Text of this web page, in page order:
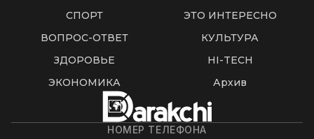
СПОРТ
ЭТО ИНТЕРЕСНО
ВОПРОС-ОТВЕТ
КУЛЬТУРА
ЗДОРОВЬЕ
HI-TECH
ЭКОНОМИКА
Архив
НОМЕР ТЕЛЕФОНА